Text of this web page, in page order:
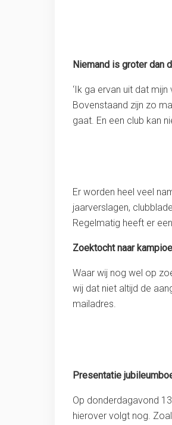
Niemand is groter dan
‘Ik ga ervan uit dat
Bovenstaand zijn zo
gaat. En een club kan
Er worden heel veel
jaarverslagen,
Regelmatig heeft er
Zoektocht naar
Waar wij nog wel op
wij dat niet altijd de
mailadres.
Presentatie
Op donderdagavond
hierover volgt nog.